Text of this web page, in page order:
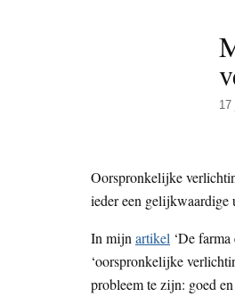
17
Oorspronkelijke
ieder een gelijkwaardige
In mijn artikel ‘De
‘oorspronkelijke
probleem te zijn: goed